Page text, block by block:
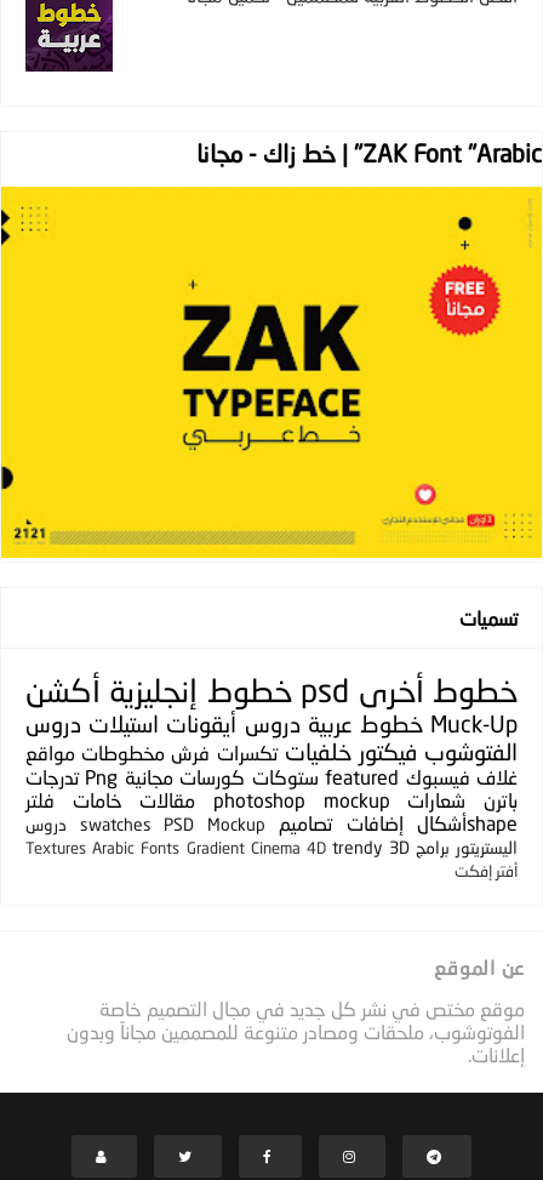
ZAK Font "Arabic" | خط زاك - مجانا
تسميات
خطوط أخرى psd خطوط إنجليزية أكشن
Muck-Up خطوط عربية دروس أيقونات استيلات دروس
الفتوشوب فيكتور خلفيات تكسرات فرش مخطوطات مواقع
غلاف فيسبوك featured ستوكات كورسات مجانية Png تدرجات
باترن
شعارات photoshop mockup مقالات خامات
فلتر
shapeأشكال
إضافات تصاميم PSD Mockup
swatches
دروس
اليستريتور برامج 3D
trendy
Cinema 4D
Gradient
Arabic Fonts
Textures
أفتر إفكت
عن الموقع
موقع مختص في نشر كل جديد في مجال التصميم خاصة
الفوتوشوب، ملحقات ومصادر متنوعة للمصممين مجاناً وبدون
إعلانات.